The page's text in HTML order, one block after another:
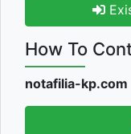
How To
notafilia-kp.com